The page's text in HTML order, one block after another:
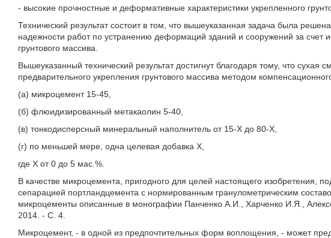
- высокие прочностные и деформативные характеристики укрепленного
Технический результат состоит в том, что вышеуказанная задача была
надежности работ по устранению деформаций зданий и сооружений за счет
грунтового массива.
Вышеуказанный технический результат достигнут благодаря тому, что сухая
предварительного укрепления грунтового массива методом
(а) микроцемент 15-45,
(б) флюидизированный метакаолин 5-40,
(в) тонкодисперсный минеральный наполнитель от 15-Х до 80-Х,
(г) по меньшей мере, одна целевая добавка X,
где X от 0 до 5 мас.%.
В качестве микроцемента, пригодного для целей настоящего изобретения,
сепарацией портландцемента с нормированным гранулометрическим
микроцементы описанные в монографии Панченко А.И., Харченко И.Я.,
2014. - С. 4.
Микроцемент, - в одной из предпочтительных форм воплощения, - может